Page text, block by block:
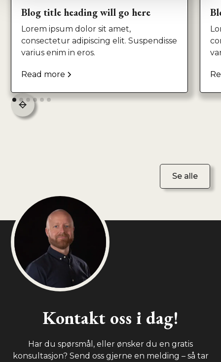
Blog title heading will go here
Lorem ipsum dolor sit amet,
consectetur adipiscing elit. Suspendisse
varius enim in eros.
Read more
Se alle
Kontakt oss i dag!
Har du spørsmål, eller ønsker du en gratis
konsultasjon? Send oss gjerne en melding – så tar